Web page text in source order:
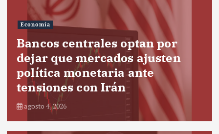
Economía
Bancos centrales optan por
dejar que mercados ajusten
política monetaria ante
tensiones con Irán
agosto 4, 2026